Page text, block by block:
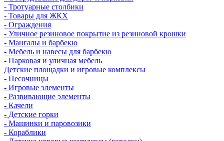
- Тротуарные столбики
- Товары для ЖКХ
- Ограждения
- Уличное резиновое покрытие из резиновой крошки
- Мангалы и барбекю
- Мебель и навесы для барбекю
- Парковая и уличная мебель
Детские площадки и игровые комплексы
- Песочницы
- Игровые элементы
- Развивающие элементы
- Качели
- Детские горки
- Машинки и паровозики
- Кораблики